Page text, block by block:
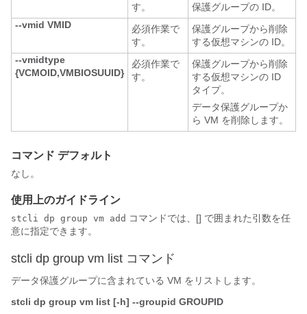
す。
保護グループの ID。
--vmid VMID
必須作業で
す。
保護グループから削除
する仮想マシンの ID。
--vmidtype
{VCMOID,VMBIOSUUID}
必須作業で
す。
保護グループから削除
する仮想マシンの ID
タイプ。
データ保護グループか
ら VM を削除します。
コマンド デフォルト
なし。
使用上のガイドライン
stcli dp group vm add コマンドでは、[] で囲まれた引数を任
意に指定できます。
stcli dp group vm list コマンド
データ保護グループに含まれている VM をリストします。
stcli dp group vm list [-h] --groupid GROUPID